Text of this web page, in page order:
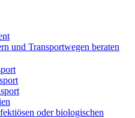
und Transportwegen beraten
oder biologischen